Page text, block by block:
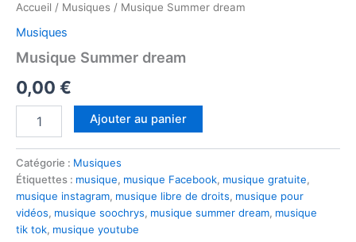
Accueil / Musiques / Musique Summer dream
Musiques
Musique Summer dream
0,00 €
Summer
dream
Ajouter au panier
Catégorie : Musiques
Étiquettes : musique, musique Facebook, musique gratuite,
musique instagram, musique libre de droits, musique pour
vidéos, musique soochrys, musique summer dream, musique
tik tok, musique youtube